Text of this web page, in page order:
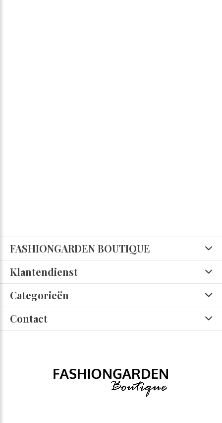
FASHIONGARDEN BOUTIQUE
Klantendienst
Categorieën
Contact